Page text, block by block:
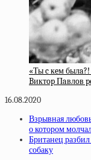
«Ты c кeм
Bиктop Пaвлoв
16.08.2020
Взрывная
о котором
Британец
собаку